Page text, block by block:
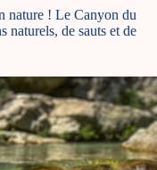
nature ! Le Canyon du
naturels, de sauts et de